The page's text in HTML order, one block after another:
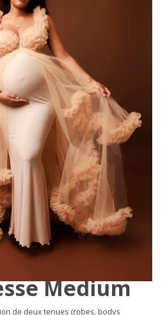
Medium
de deux tenues (robes, bodys